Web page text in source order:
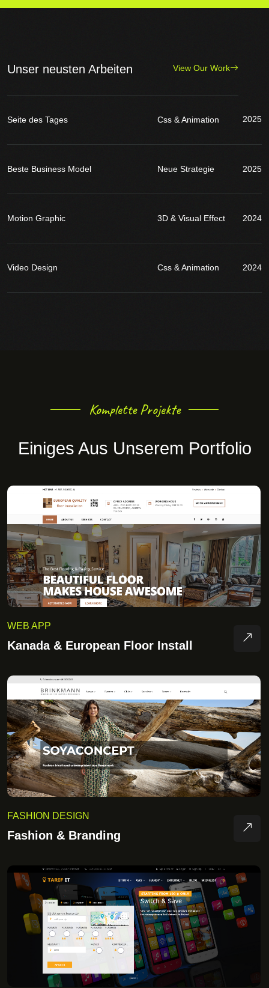
Unser neusten Arbeiten View Our Work
Seite des Tages Css & Animation 2025
Beste Business Model Neue Strategie 2025
Motion Graphic 3D & Visual Effect 2024
Video Design Css & Animation 2024
Komplette Projekte
Einiges Aus Unserem Portfolio
WEB APP
Kanada & European Floor Install
FASHION DESIGN
Fashion & Branding